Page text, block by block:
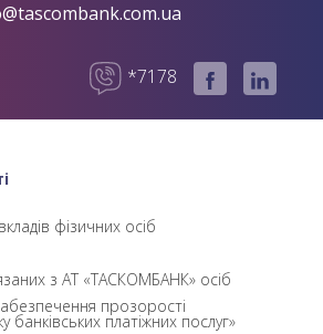
*7178
фізичних осіб
з АТ «ТАСКОМБАНК» осіб
прозорості
банківських платіжних послуг»